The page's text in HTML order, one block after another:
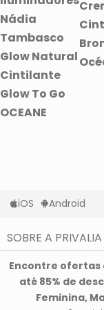
Nádia
Tambasco
Glow Natural
Cintilante
Glow To Go
OCEANE
iOS Android
SOBRE A PRIVALIA
Privacidade e
Condições de uso
Encontre ofertas
até 85% de
Feminina,